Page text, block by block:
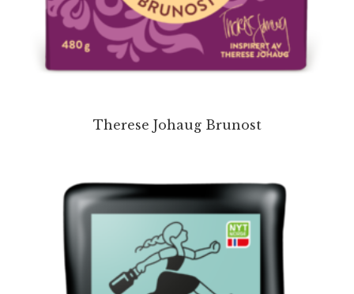
Therese Johaug Brunost